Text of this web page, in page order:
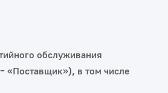
обслуживания
«Поставщик»), в том числе